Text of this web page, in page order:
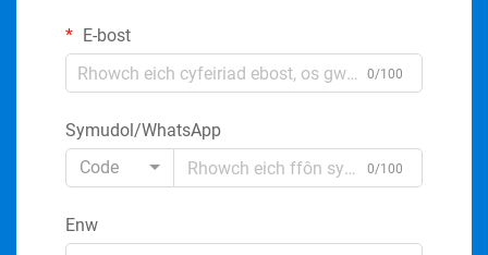
E-bost
0/100
Symudol/WhatsApp
Code
0/100
Enw